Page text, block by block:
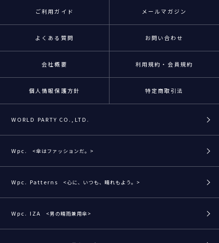
ご利用ガイド メールマガジン
よくある質問 お問い合わせ
会社概要 利用規約・会員規約
個人情報保護方針 特定商取引法
WORLD PARTY CO.,LTD.
Wpc. <傘はファッションだ。>
Wpc. Patterns <心に、いつも、晴れもよう。>
Wpc. IZA <男の晴雨兼用傘>